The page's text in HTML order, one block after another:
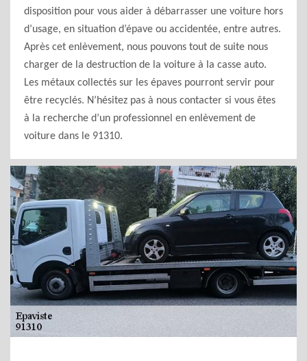
disposition pour vous aider à débarrasser une voiture hors
d’usage, en situation d’épave ou accidentée, entre autres.
Après cet enlèvement, nous pouvons tout de suite nous
charger de la destruction de la voiture à la casse auto.
Les métaux collectés sur les épaves pourront servir pour
être recyclés. N’hésitez pas à nous contacter si vous êtes
à la recherche d’un professionnel en enlèvement de
voiture dans le 91310.